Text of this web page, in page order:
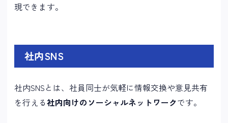
現できます。
社内SNS
社内SNSとは、社員同士が気軽に情報交換や意見共有
を行える社内向けのソーシャルネットワークです。